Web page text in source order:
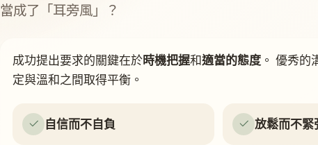
當成了「耳旁風」？
成功提出要求的關鍵在於時機把握和適當的態度 。 優秀的
定與溫和之間取得平衡。
自信而不自負 放鬆而不緊